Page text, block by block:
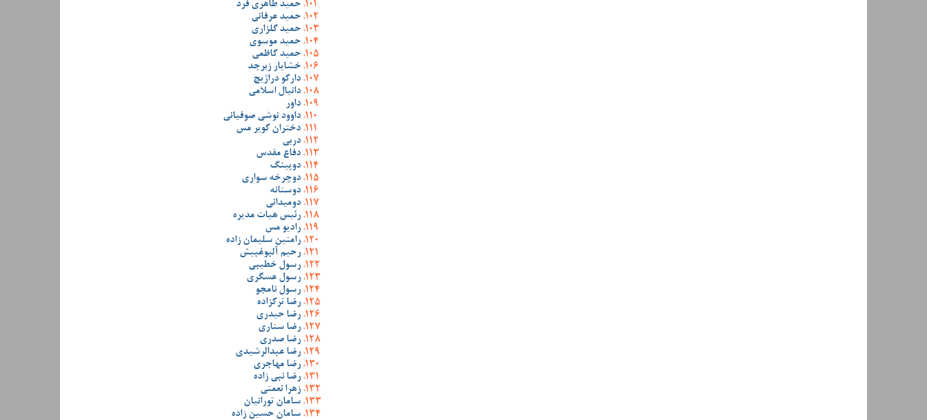
حمید طاهری فرد
حمید عرفانی
حمید گلزاری
حمید موسوی
حمید کاظمی
خشایار زبرجد
دارکو دراژیچ
دانیال اسلامی
داور
داوود نوشی صوفیانی
دختران کویر مس
دربی
دفاع مقدس
دوپینگ
دوچرخه سواری
دوستانه
دومیدانی
رئیس هیات مدیره
رادیو مس
رامتین سلیمان زاده
رحیم آلبوغبیش
رسول خطیبی
رسول عسگری
رسول نامجو
رضا ترکزاده
رضا حیدری
رضا ستاری
رضا صدری
رضا عبدالرشیدی
رضا مهاجری
رضا نبی زاده
زهرا نعمتی
سامان تورانیان
سامان حسین زاده